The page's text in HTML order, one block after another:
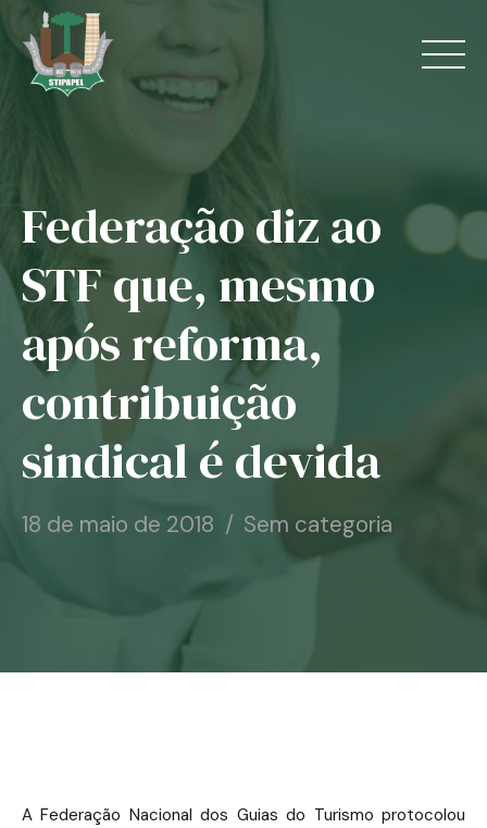
Skip
content
Home
O Sindicato
Jurídico
Convênios
Guias
Contato
Federação diz ao
STF que, mesmo
após reforma,
contribuição
sindical é devida
18 de maio de 2018 Sem categoria
A Federação Nacional dos Guias do Turismo protocolou